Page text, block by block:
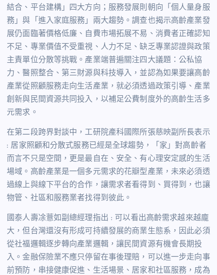
結合、平台建構」四大方向；服務發展則朝向「個人量身服
務」與「進入家庭服務」兩大趨勢。調查也揭示高齡產業發
展仍面臨著價格低廉、自費市場拓展不易、消費者正確認知
不足、專業價值不受重視、人力不足、缺乏專業認證與政策
主責單位分散等挑戰。產業端普遍關注四大議題：公私協
力、醫照整合、第三財源與科技導入，並認為如果要讓高齡
產業從照顧服務走向生活產業，就必須透過政策引導、產業
創新與民間資源共同投入，以補足公費制度外的高齡生活多
元需求。
在第二段跨界對談中，工研院產科國際所張慈映副所長表示
: 居家照顧和分散式服務已經是全球趨勢，「家」對高齡者
而言不只是空間，更是最自在、安全、有心理安定感的生活
場域。高齡產業是一個多元需求的花瓣型產業，未來必須透
過線上與線下平台的合作，讓需求者看得到、買得到，也讓
物管、社區和服務業者找得到彼此。
國泰人壽凃薏如副總經理指出 : 可以看出高齡需求越來越龐
大，但台灣還沒有形成可持續發展的商業生態系，因此必須
從社福邏輯逐步轉向產業邏輯，讓民間資源有機會長期投
入。金融保險業不應只停留在事後理賠，可以進一步走向事
前預防，串接健康促進、生活場景、居家和社區服務，成為